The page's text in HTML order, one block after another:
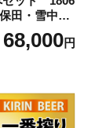
田・雪中
たふね・千
68,000円